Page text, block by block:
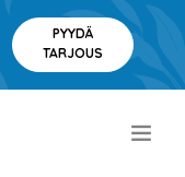
PYYDÄ
TARJOUS